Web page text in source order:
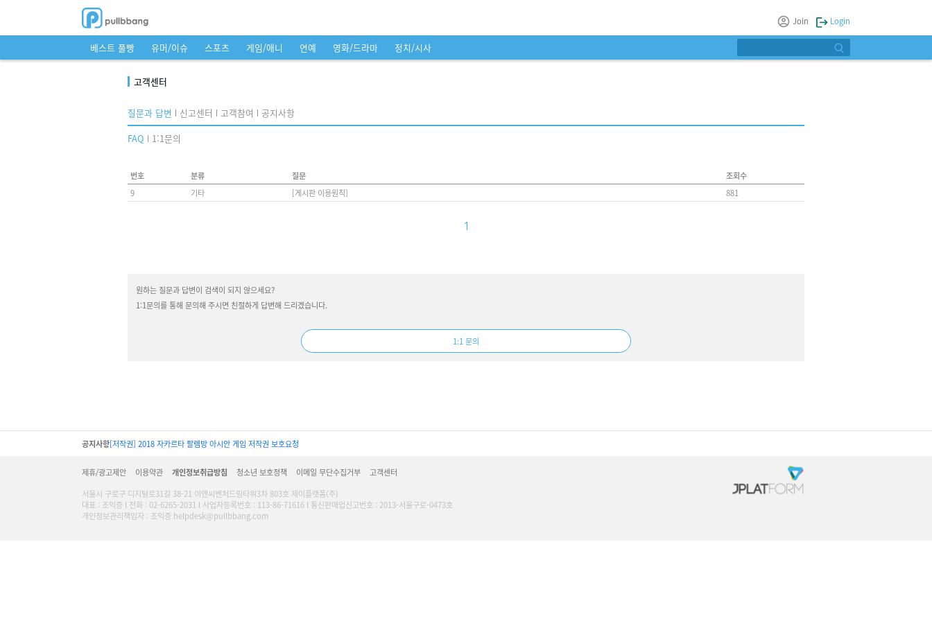
Join Login
베스트 풀빵 유머/이슈 스포츠 게임/애니 연예 영화/드라마 정치/시사
고객센터
질문과 답변 신고센터 고객참여
공지사항
FAQ
1:1문의
번호 분류 질문
조회수
9
기타 [게시판 이용원칙] 881
1
원하는 질문과 답변이 검색이 되지 않으세요?
1:1문의를 통해 문의해 주시면 친절하게 답변해 드리겠습니다.
1:1 문의
공지사항[저작권] 2018 자카르타 팔렘방 아시안 게임 저작권 보호요청
제휴/광고제안 이용약관 개인정보취급방침 청소년 보호정책 이메일 무단수집거부
고객센터
서울시 구로구 디지털로31길 38-21 이앤씨벤처드림타워3차 803호 제이플랫폼(주)
대표 : 조익증 l 전화 : 02-6265-2031 l 사업자등록번호 : 113-86-71616 l 통신판매업신고번호 : 2013-서울구로-0473호
개인정보관리책임자 : 조익증 helpdesk@pullbbang.com